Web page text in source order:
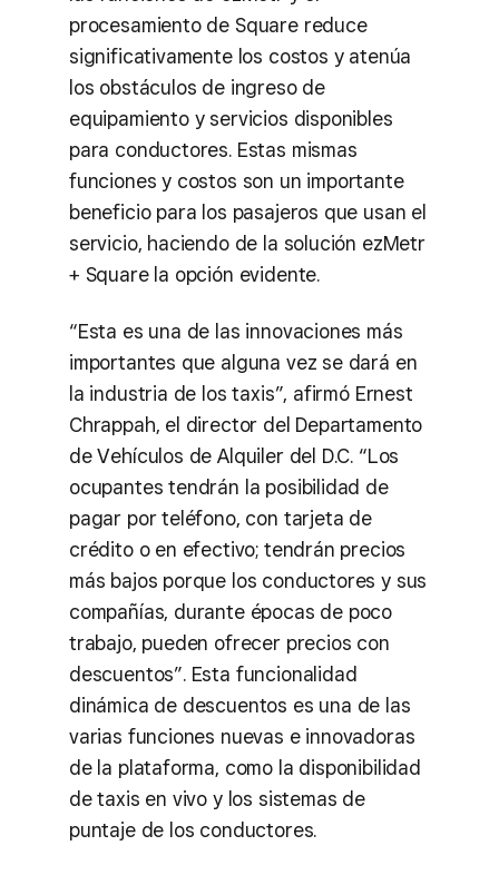
procesamiento de Square reduce
significativamente los costos y atenúa
los obstáculos de ingreso de
equipamiento y servicios disponibles
para conductores. Estas mismas
funciones y costos son un importante
beneficio para los pasajeros que usan el
servicio, haciendo de la solución ezMetr
+ Square la opción evidente.
“Esta es una de las innovaciones más
importantes que alguna vez se dará en
la industria de los taxis”, afirmó Ernest
Chrappah, el director del Departamento
de Vehículos de Alquiler del D.C. “Los
ocupantes tendrán la posibilidad de
pagar por teléfono, con tarjeta de
crédito o en efectivo; tendrán precios
más bajos porque los conductores y sus
compañías, durante épocas de poco
trabajo, pueden ofrecer precios con
descuentos”. Esta funcionalidad
dinámica de descuentos es una de las
varias funciones nuevas e innovadoras
de la plataforma, como la disponibilidad
de taxis en vivo y los sistemas de
puntaje de los conductores.